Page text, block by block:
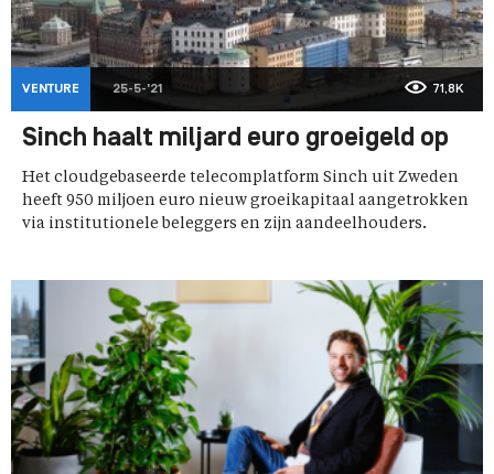
VENTURE 25-5-'21 71,8K
Sinch haalt miljard euro groeigeld op
Het cloudgebaseerde telecomplatform Sinch uit Zweden
heeft 950 miljoen euro nieuw groeikapitaal aangetrokken
via institutionele beleggers en zijn aandeelhouders.